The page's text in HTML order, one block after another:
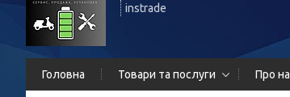
instrade
Головна Товари та послуги Про